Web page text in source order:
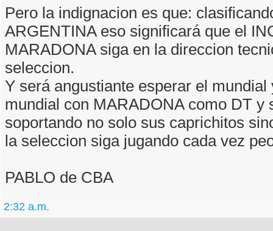
Pero la indignacion es que:
ARGENTINA eso significará que el
MARADONA siga en la direccion
seleccion.
Y será angustiante esperar el mundial
mundial con MARADONA como DT y
soportando no solo sus caprichitos
la seleccion siga jugando cada vez
PABLO de CBA
2:32 a.m.